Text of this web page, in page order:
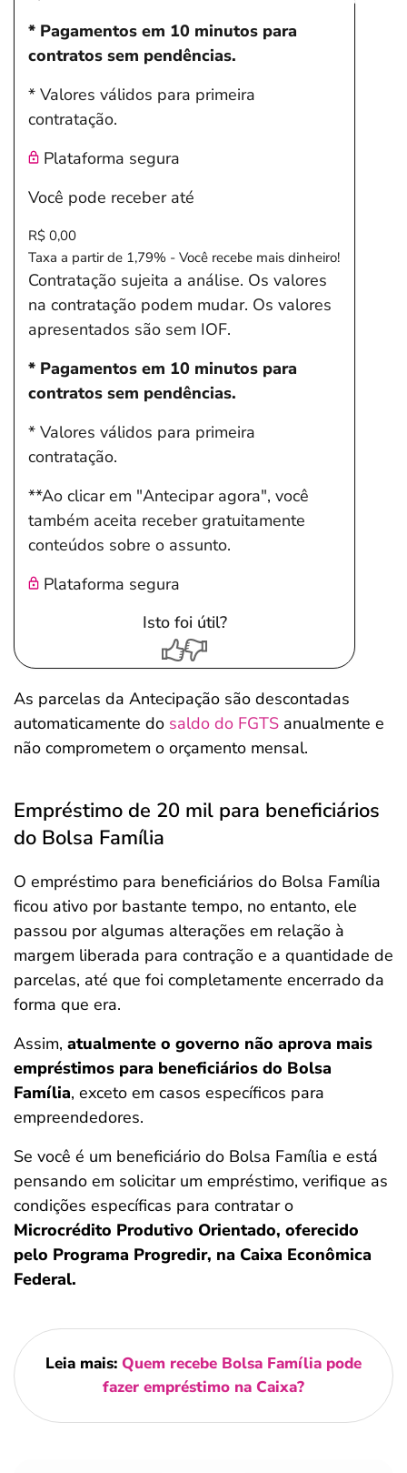
* Pagamentos em 10 minutos para
contratos sem pendências.
* Valores válidos para primeira
contratação.
Plataforma segura
Você pode receber até
R$ 0,00
Taxa a partir de 1,79% - Você recebe mais dinheiro!
Contratação sujeita a análise. Os valores
na contratação podem mudar. Os valores
apresentados são sem IOF.
* Pagamentos em 10 minutos para
contratos sem pendências.
* Valores válidos para primeira
contratação.
**Ao clicar em "Antecipar agora", você
também aceita receber gratuitamente
conteúdos sobre o assunto.
Plataforma segura
Isto foi útil?
As parcelas da Antecipação são descontadas
automaticamente do saldo do FGTS anualmente e
não comprometem o orçamento mensal.
Empréstimo de 20 mil para beneficiários
do Bolsa Família
O empréstimo para beneficiários do Bolsa Família
ficou ativo por bastante tempo, no entanto, ele
passou por algumas alterações em relação à
margem liberada para contração e a quantidade de
parcelas, até que foi completamente encerrado da
forma que era.
Assim, atualmente o governo não aprova mais
empréstimos para beneficiários do Bolsa
Família, exceto em casos específicos para
empreendedores.
Se você é um beneficiário do Bolsa Família e está
pensando em solicitar um empréstimo, verifique as
condições específicas para contratar o
Microcrédito Produtivo Orientado, oferecido
pelo Programa Progredir, na Caixa Econômica
Federal.
Leia mais: Quem recebe Bolsa Família pode
fazer empréstimo na Caixa?